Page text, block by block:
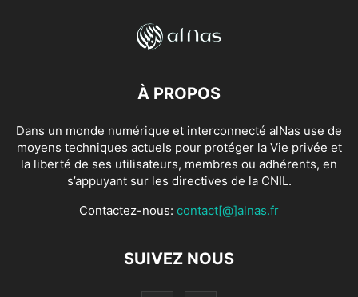
À PROPOS
Dans un monde numérique et interconnecté alNas use de
moyens techniques actuels pour protéger la Vie privée et
la liberté de ses utilisateurs, membres ou adhérents, en
s’appuyant sur les directives de la CNIL.
Contactez-nous: contact[@]alnas.fr
SUIVEZ NOUS